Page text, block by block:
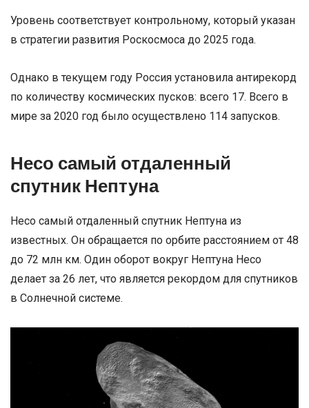
Уровень соответствует контрольному, который указан
в стратегии развития Роскосмоса до 2025 года.
Однако в текущем году Россия установила антирекорд
по количеству космических пусков: всего 17. Всего в
мире за 2020 год было осуществлено 114 запусков.
Несо самый отдаленный
спутник Нептуна
Несо самый отдаленный спутник Нептуна из
известных. Он обращается по орбите расстоянием от 48
до 72 млн км. Один оборот вокруг Нептуна Несо
делает за 26 лет, что является рекордом для спутников
в Солнечной системе.